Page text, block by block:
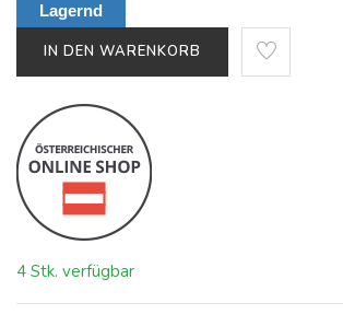
Lagernd
IN DEN WARENKORB
4 Stk. verfügbar